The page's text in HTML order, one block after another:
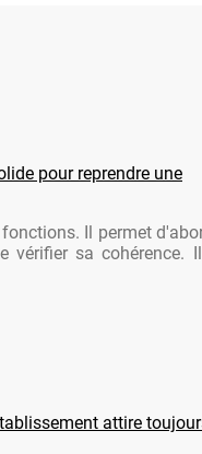
pour reprendre une
Il permet
vérifier sa cohérence.
attire